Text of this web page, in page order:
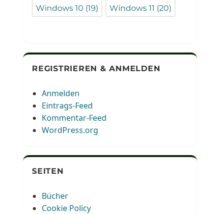
Windows 10 (19) Windows 11 (20)
REGISTRIEREN & ANMELDEN
Anmelden
Eintrags-Feed
Kommentar-Feed
WordPress.org
SEITEN
Bücher
Cookie Policy